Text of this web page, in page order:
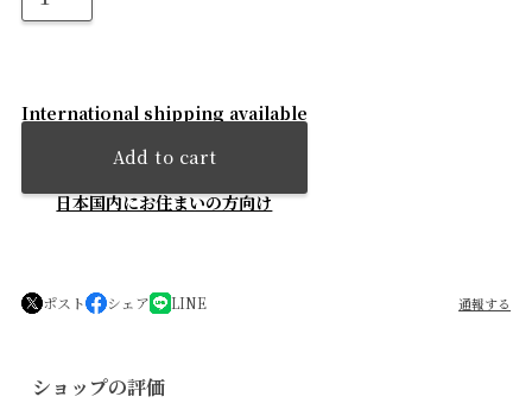
International shipping available
Add to cart
日本国内にお住まいの方向け
ポスト シェア LINE 通報する
ショップの評価